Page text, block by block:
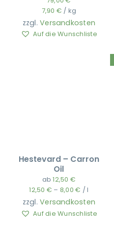
7,90 € / kg
zzgl.Versandkosten
Auf die Wunschliste
Hestevard – Carron
Oil
ab12,50 €
12,50 € – 8,00€ /l
zzgl.Versandkosten
Auf die Wunschliste